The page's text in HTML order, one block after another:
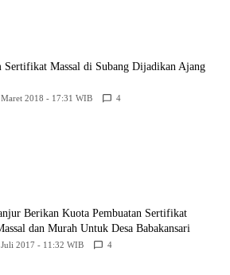
Sertifikat Massal di Subang Dijadikan Ajang
Maret 2018 - 17:31 WIB 4
Berikan Kuota Pembuatan Sertifikat
dan Murah Untuk Desa Babakansari
Juli 2017 - 11:32 WIB 4